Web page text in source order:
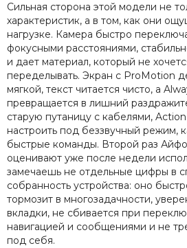
Сильная сторона этой модели не
характеристик, а в том, как они
нагрузке. Камера быстро
фокусными расстояниями,
и дает материал, который не
переделывать. Экран с ProMotion
мягкой, текст читается чисто, а
превращается в лишний
старую путаницу с кабелями,
настроить под беззвучный режим,
быстрые команды. Второй раз
оценивают уже после недели
замечаешь не отдельные цифры в
собранность устройства: оно
тормозит в многозадачности,
вкладки, не сбивается при
навигацией и сообщениями и не
под себя.